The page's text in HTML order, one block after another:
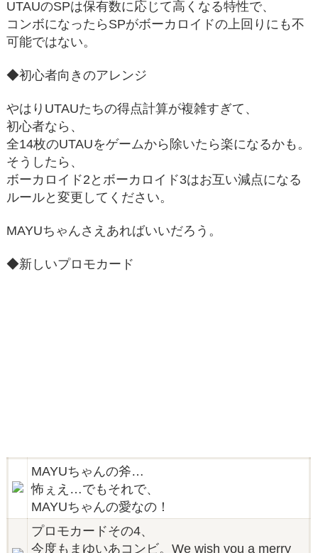
UTAUのSPは保有数に応じて高くなる特性で、
コンボになったらSPがボーカロイドの上回りにも不
可能ではない。
◆初心者向きのアレンジ
やはりUTAUたちの得点計算が複雑すぎて、
初心者なら、
全14枚のUTAUをゲームから除いたら楽になるかも。
そうしたら、
ボーカロイド2とボーカロイド3はお互い減点になる
ルールと変更してください。
MAYUちゃんさえあればいいだろう。
◆新しいプロモカード
MAYUちゃんの斧…
怖ぇえ…でもそれで、
MAYUちゃんの愛なの！
プロモカードその4、
今度もまゆいあコンビ。We wish you a merry